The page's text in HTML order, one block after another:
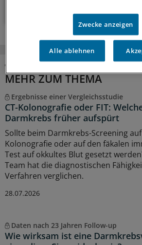
MEHR ZUM THEMA
Ergebnisse einer Vergleichsstudie
CT-Kolonografie oder FIT:
Darmkrebs früher aufspürt
Sollte beim Darmkrebs-Screening auf
Kolonografie oder auf den fäkalen
Test auf okkultes Blut gesetzt
Team hat die diagnostischen
Verfahren verglichen.
28.07.2026
Daten nach 23 Jahren Follow-up
Wie wirksam ist eine
Zwecke anzeigen
Alle ablehnen